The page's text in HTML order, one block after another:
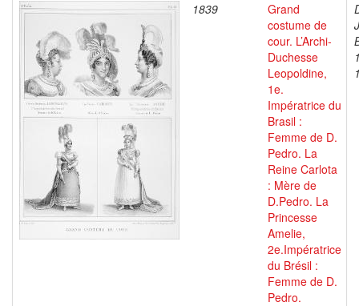
1839
Grand
costume de
cour. L’Archi-
Duchesse
Leopoldine,
1e.
Impératrice du
Brasil :
Femme de D.
Pedro. La
Reine Carlota
: Mère de
D.Pedro. La
Princesse
Amelie,
2e.Impératrice
du Brésil :
Femme de D.
Pedro.